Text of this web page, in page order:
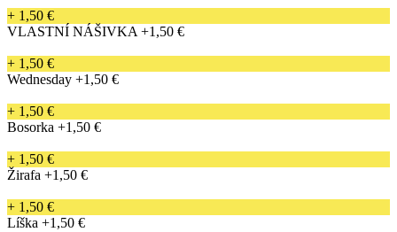
+ 1,50 €
VLASTNÍ NÁŠIVKA +1,50 €
+ 1,50 €
Wednesday +1,50 €
+ 1,50 €
Bosorka +1,50 €
+ 1,50 €
Žirafa +1,50 €
+ 1,50 €
Líška +1,50 €